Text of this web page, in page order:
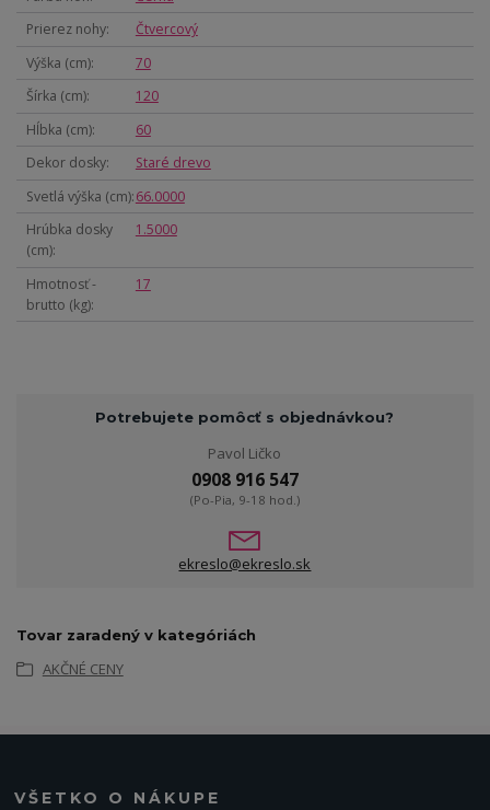
Prierez nohy
Čtvercový
Výška (cm)
70
Šírka (cm)
120
Hĺbka (cm)
60
Dekor dosky
Staré drevo
Svetlá výška (cm) 66.0000
Hrúbka dosky
(cm)
1.5000
Hmotnosť -
brutto (kg)
17
Potrebujete pomôcť s objednávkou?
Pavol Ličko
0908 916 547
(Po-Pia, 9-18 hod.)
ekreslo@ekreslo.sk
Tovar zaradený v kategóriách
AKČNÉ CENY
VŠETKO O NÁKUPE